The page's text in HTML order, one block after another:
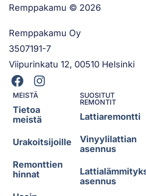
Remppakamu © 2026
Remppakamu Oy
3507191-7
Viipurinkatu 12, 00510 Helsinki
MEISTÄ
Tietoa
meistä
Urakoitsijoille
Remonttien
hinnat
SUOSITUT
REMONTIT
Lattiaremontti
Vinyylilattian
asennus
asennus